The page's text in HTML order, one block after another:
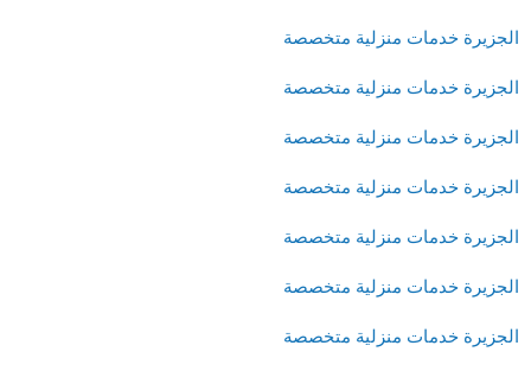
الجزيرة خدمات منزلية متخصصة
الجزيرة خدمات منزلية متخصصة
الجزيرة خدمات منزلية متخصصة
الجزيرة خدمات منزلية متخصصة
الجزيرة خدمات منزلية متخصصة
الجزيرة خدمات منزلية متخصصة
الجزيرة خدمات منزلية متخصصة